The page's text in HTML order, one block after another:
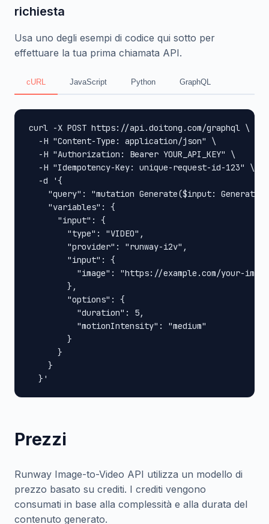
richiesta
Usa uno degli esempi di codice qui sotto per
effettuare la tua prima chiamata API.
cURL JavaScript Python GraphQL
curl -X POST https://api.doitong.com/graphql \
  -H "Content-Type: application/json" \
  -H "Authorization: Bearer YOUR_API_KEY" \
  -H "Idempotency-Key: unique-request-id-123" \
  -d '{
"query": "mutation Generate($input:
    "variables": {
      "input": {
        "type": "VIDEO",
        "provider": "runway-i2v",
        "input": {
"image": "https://example.com/your-
        },
        "options": {
          "duration": 5,
          "motionIntensity": "medium"
        }
      }
    }
  }'
Prezzi
Runway Image-to-Video API utilizza un modello di
prezzo basato su crediti. I crediti vengono
consumati in base alla complessità e alla durata del
contenuto generato.